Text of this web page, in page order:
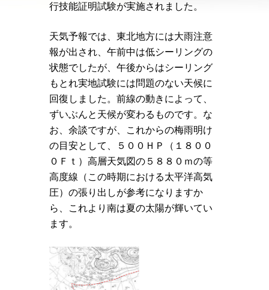
行技能証明試験が実施されました。
天気予報では、東北地方には大雨注意
報が出され、午前中は低シーリングの
状態でしたが、午後からはシーリング
もとれ実地試験には問題のない天候に
回復しました。前線の動きによって、
ずいぶんと天候が変わるものです。な
お、余談ですが、これからの梅雨明け
の目安として、５００ＨＰ（１８００
０Ｆｔ）高層天気図の５８８０ｍの等
高度線（この時期における太平洋高気
圧）の張り出しが参考になりますか
ら、これより南は夏の太陽が輝いてい
ます。